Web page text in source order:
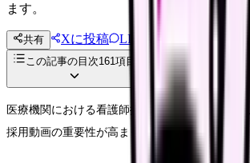
ます。
共有 Xに投稿 LINE
投稿文コピー
この記事の目次161項目
医療機関における看護師採用は年々難しさを増
採用動画の重要性が高まっています。